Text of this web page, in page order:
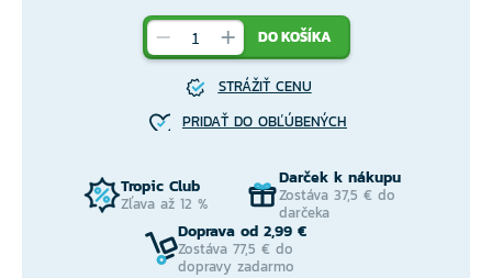
DO KOŠÍKA
STRÁŽIŤ CENU
PRIDAŤ DO OBĽÚBENÝCH
Tropic Club
Zľava až 12 %
Darček k nákupu
Zostáva 37,5 € do
darčeka
Doprava od 2,99 €
Zostáva 77,5 € do
dopravy zadarmo